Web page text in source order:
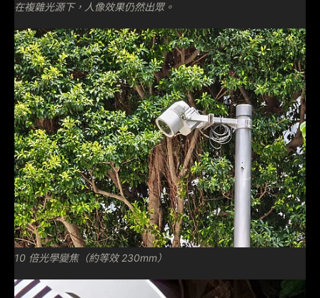
在複雜光源下，人像效果仍然出眾。
10 倍光學變焦（約等效 230mm）